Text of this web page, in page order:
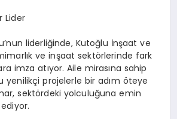
Lider
liderliğinde, Kutoğlu İnşaat ve
ve inşaat sektörlerinde fark
imza atıyor. Aile mirasına sahip
yenilikçi projelerle bir adım öteye
sektördeki yolculuğuna emin